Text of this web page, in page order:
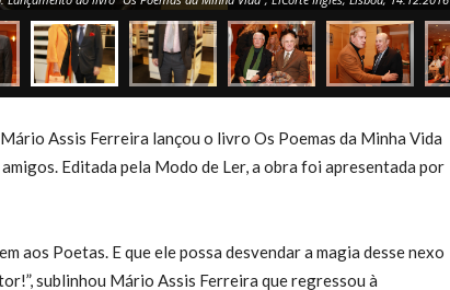
Assis Ferreira lançou o livro Os Poemas da Minha Vida
Editada pela Modo de Ler, a obra foi apresentada por
aos Poetas. E que ele possa desvendar a magia desse nexo
sublinhou Mário Assis Ferreira que regressou à